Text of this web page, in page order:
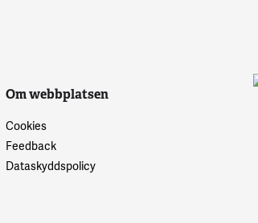
Om webbplatsen
Cookies
Feedback
Dataskyddspolicy